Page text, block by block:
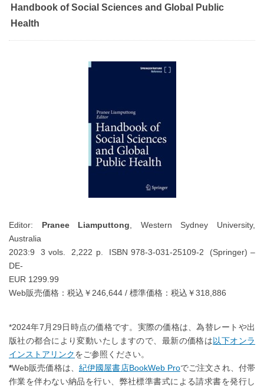
Handbook of Social Sciences and Global Public
Health
Editor: Pranee Liamputtong , Western Sydney University,
Australia
2023:9 3 vols. 2,222 p. ISBN 978-3-031-25109-2 (Springer) –
DE-
EUR 1299.99
Web販売価格：税込￥246,644 / 標準価格：税込￥318,886
*2024年7月29日時点の価格です。実際の価格は、為替レートや出
版社の都合により変動いたしますので、最新の価格は以下オンラ
インストアリンクをご参照ください。
*Web販売価格は、 紀伊國屋書店BookWeb Proでご注文され、付帯
作業を伴わない納品を行い、弊社標準書式による請求書を発行し